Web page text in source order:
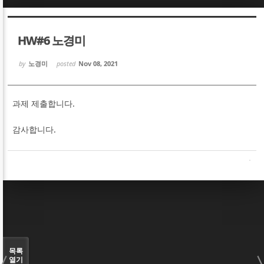
HW#6 노경미
by 노경미 posted Nov 08, 2021
과제 제출합니다.
감사합니다.
목록
열기
Sketchbook5, 스케치북5
Sketchbook5, 스케치북5
Sketchbook5, 스케치북5
Sketchbook5, 스케치북5